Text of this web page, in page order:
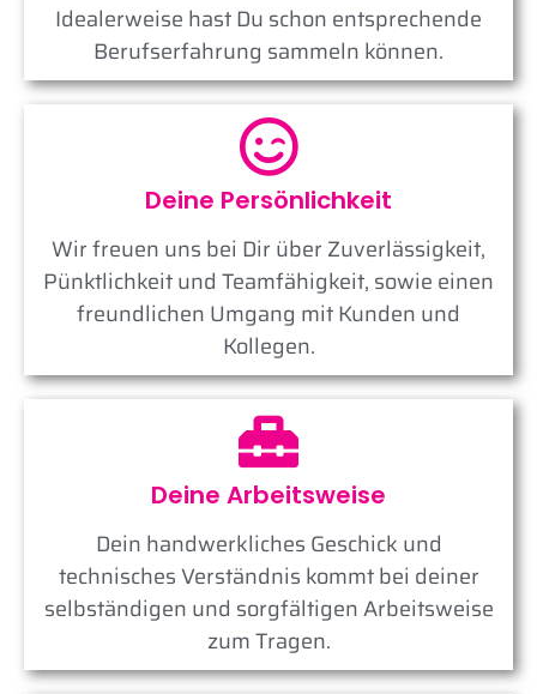
Idealerweise hast Du schon entsprechende
Berufserfahrung sammeln können.
Deine Persönlichkeit
Wir freuen uns bei Dir über Zuverlässigkeit,
Pünktlichkeit und Teamfähigkeit, sowie einen
freundlichen Umgang mit Kunden und
Kollegen.
Deine Arbeitsweise
Dein handwerkliches Geschick und
technisches Verständnis kommt bei deiner
selbständigen und sorgfältigen Arbeitsweise
zum Tragen.